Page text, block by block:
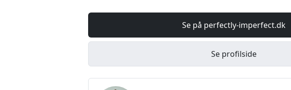
Se på perfectly-imperfect.dk
Se profilside